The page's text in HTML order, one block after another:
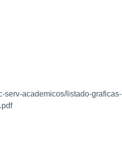
serv-academicos/listado-graficas-